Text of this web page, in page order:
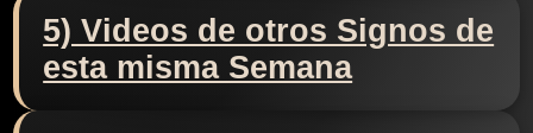
5) Videos de otros Signos de
esta misma Semana